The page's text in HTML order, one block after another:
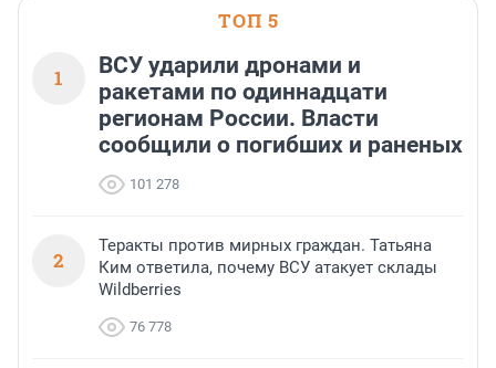
ТОП 5
1
ВСУ ударили дронами и
ракетами по одиннадцати
регионам России. Власти
сообщили о погибших и раненых
101 278
2
Теракты против мирных граждан. Татьяна
Ким ответила, почему ВСУ атакует склады
Wildberries
76 778